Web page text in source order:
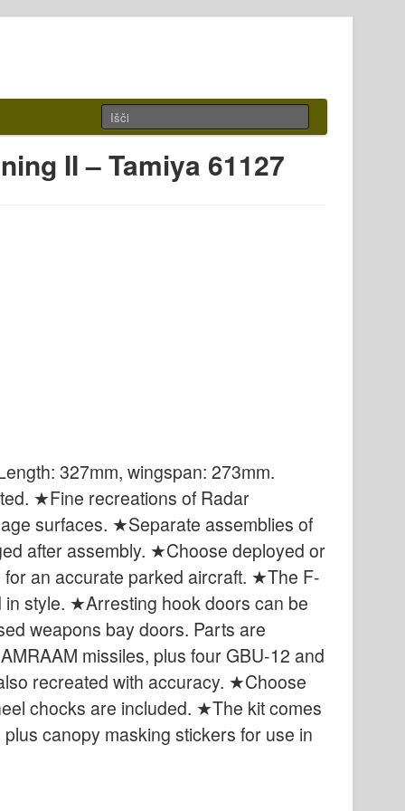
II – Tamiya 61127
327mm, wingspan: 273mm.
★Fine recreations of Radar
surfaces. ★Separate assemblies of
after assembly. ★Choose deployed or
an accurate parked aircraft. ★The F-
in style. ★Arresting hook doors can be
weapons bay doors. Parts are
missiles, plus four GBU-12 and
recreated with accuracy. ★Choose
chocks are included. ★The kit comes
canopy masking stickers for use in